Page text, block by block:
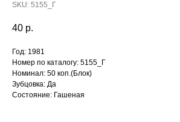
SKU: 5155_Г
40 р.
Год: 1981
Номер по каталогу: 5155_Г
Номинал: 50 коп.(Блок)
Зубцовка: Да
Состояние: Гашеная